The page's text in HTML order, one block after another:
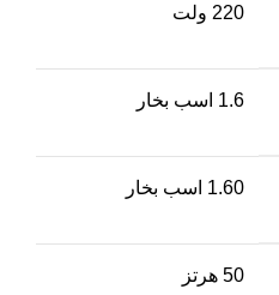
220 ولت
1.6 اسب بخار
1.60 اسب بخار
50 هرتز